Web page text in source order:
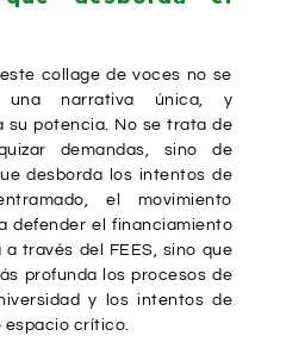
collage de voces no se
una narrativa única, y
su potencia. No se trata de
demandas, sino de
desborda los intentos de
el movimiento
defender el financiamiento
través del FEES, sino que
profunda los procesos de
y los intentos de
crítico.